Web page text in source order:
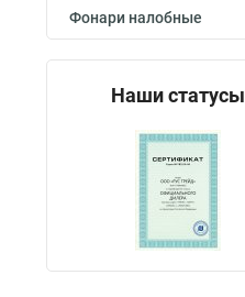
Фонари налобные
Наши статусы